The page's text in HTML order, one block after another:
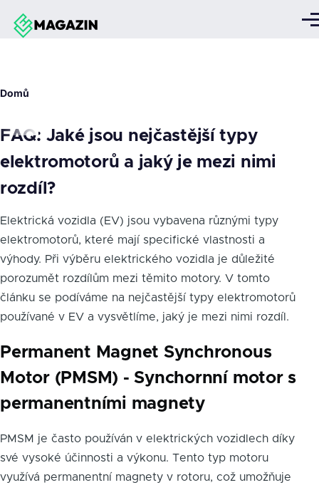
Přejít k hlavnímu obsahu
Domů
FAQ: Jaké jsou nejčastější typy
elektromotorů a jaký je mezi nimi
rozdíl?
Elektrická vozidla (EV) jsou vybavena různými typy
elektromotorů, které mají specifické vlastnosti a
výhody. Při výběru elektrického vozidla je důležité
porozumět rozdílům mezi těmito motory. V tomto
článku se podíváme na nejčastější typy elektromotorů
používané v EV a vysvětlíme, jaký je mezi nimi rozdíl.
Permanent Magnet Synchronous
Motor (PMSM) - Synchornní motor s
permanentními magnety
PMSM je často používán v elektrických vozidlech díky
své vysoké účinnosti a výkonu. Tento typ motoru
využívá permanentní magnety v rotoru, což umožňuje